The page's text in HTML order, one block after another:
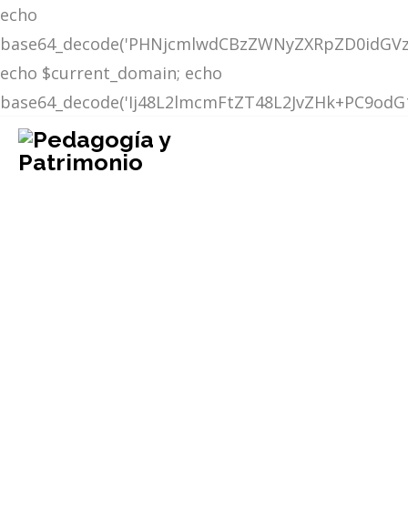
echo
echo $current_domain; echo